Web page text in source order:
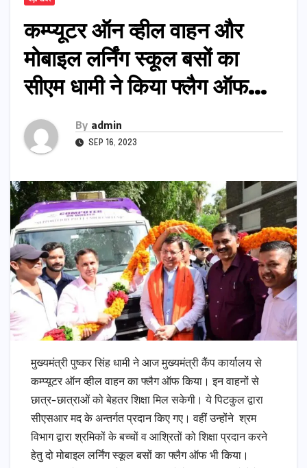
कम्प्यूटर ऑन व्हील वाहन और
मोबाइल लर्निंग स्कूल बसों का
सीएम धामी ने किया फ्लैग ऑफ…
By admin
SEP 16, 2023
मुख्यमंत्री पुष्कर सिंह धामी ने आज मुख्यमंत्री कैंप कार्यालय से
कम्प्यूटर ऑन व्हील वाहन का फ्लैग ऑफ किया। इन वाहनों से
छात्र-छात्राओं को बेहतर शिक्षा मिल सकेगी। ये पिटकुल द्वारा
सीएसआर मद के अन्तर्गत प्रदान किए गए। वहीं उन्होंने श्रम
विभाग द्वारा श्रमिकों के बच्चों व आश्रितों को शिक्षा प्रदान करने
हेतु दो मोबाइल लर्निंग स्कूल बसों का फ्लैग ऑफ भी किया।